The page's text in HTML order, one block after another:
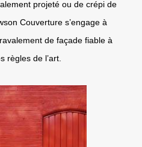
projeté ou de crépi de
Couverture s’engage à
de façade fiable à
règles de l’art.